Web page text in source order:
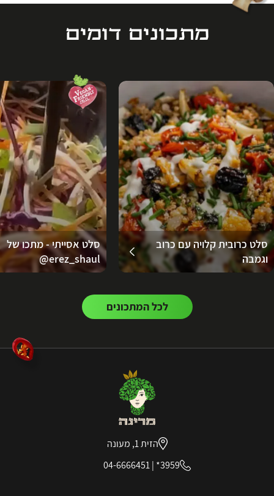
מתכונים דומים
סלט כרובית קלויה עם כרוב
וגמבה
סלט אסייתי - מתכו של
erez_shaul@
לכל המתכונים
הזית 1, מעונה
3959*
|
04-6666451